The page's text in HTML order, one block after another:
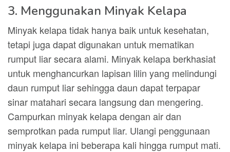
3. Menggunakan Minyak Kelapa
Minyak kelapa tidak hanya baik untuk kesehatan,
tetapi juga dapat digunakan untuk mematikan
rumput liar secara alami. Minyak kelapa berkhasiat
untuk menghancurkan lapisan lilin yang melindungi
daun rumput liar sehingga daun dapat terpapar
sinar matahari secara langsung dan mengering.
Campurkan minyak kelapa dengan air dan
semprotkan pada rumput liar. Ulangi penggunaan
minyak kelapa ini beberapa kali hingga rumput mati.